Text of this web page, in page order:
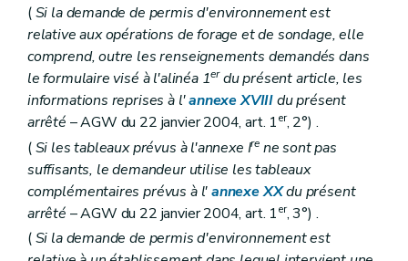
(Si la demande de permis d'environnement est
relative aux opérations de forage et de sondage, elle
comprend, outre les renseignements demandés dans
le formulaire visé à l'alinéa 1erdu présent article, les
informations reprises à l'annexe XVIIIdu présent
arrêté – AGW du 22 janvier 2004, art. 1er, 2°) .
(Si les tableaux prévus à l'annexe Irene sont pas
suffisants, le demandeur utilise les tableaux
complémentaires prévus à l'annexe XXdu présent
arrêté – AGW du 22 janvier 2004, art. 1er, 3°) .
(Si la demande de permis d'environnement est